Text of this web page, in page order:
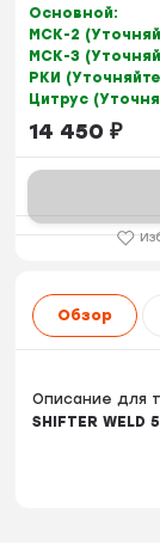
Основной:
МСК-2
МСК-3
РКИ
Цитрус
14 450 ₽
Обзор
Описание для
SHIFTER WELD